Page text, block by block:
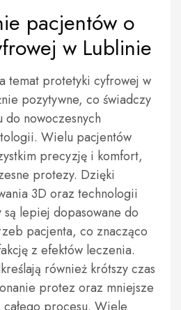
pacjentów o
w Lublinie
temat protetyki cyfrowej w
pozytywne, co świadczy
do nowoczesnych
Wielu pacjentów
precyzję i komfort,
protezy. Dzięki
3D oraz technologii
lepiej dopasowane do
pacjenta, co znacząco
z efektów leczenia.
również krótszy czas
protez oraz mniejsze